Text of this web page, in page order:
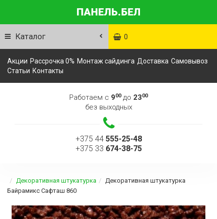
Каталог 0
Акции Рассрочка 0% Монтаж сайдинга Доставка Самовывоз
Статьи Контакты
Работаем с 900до 2300
без выходных
+375 44 555-25-48
+375 33 674-38-75
Декоративная штукатурка
Декоративная штукатурка
Байрамикс Сафташ 860